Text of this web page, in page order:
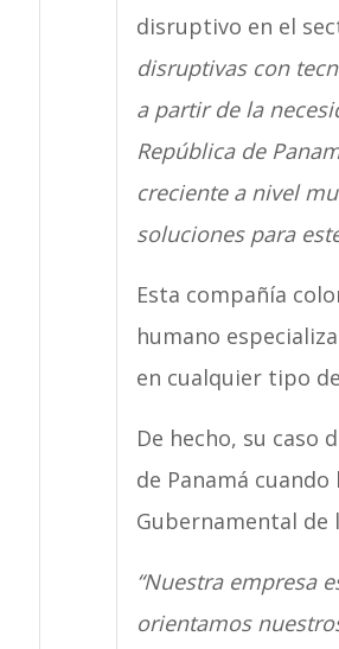
disruptivo en el
disruptivas con
a partir de la
República de
creciente a nivel
soluciones para
Esta compañía
humano
en cualquier tipo
De hecho, su caso
de Panamá
Gubernamental de
“Nuestra empresa
orientamos